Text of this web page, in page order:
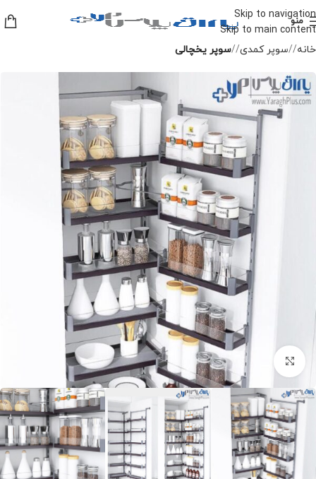
Skip to navigation
Skip to main content
منو
خانه/ سوپر کمدی/ سوپر یخچالی
-10%
برای بزرگنمایی کلیک کنید